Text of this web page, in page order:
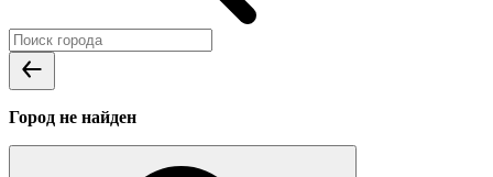
Город не найден